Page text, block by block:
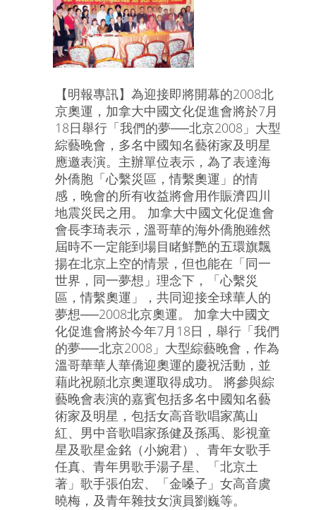
【明報專訊】為迎接即將開幕的2008北
京奧運，加拿大中國文化促進會將於7月
18日舉行「我們的夢──北京2008」大型
綜藝晚會，多名中國知名藝術家及明星
應邀表演。主辦單位表示，為了表達海
外僑胞「心繫災區，情繫奧運」的情
感，晚會的所有收益將會用作賑濟四川
地震災民之用。 加拿大中國文化促進會
會長李琦表示，溫哥華的海外僑胞雖然
屆時不一定能到場目睹鮮艷的五環旗飄
揚在北京上空的情景，但也能在「同一
世界，同一夢想」理念下，「心繫災
區，情繫奧運」，共同迎接全球華人的
夢想──2008北京奧運。 加拿大中國文
化促進會將於今年7月18日，舉行「我們
的夢──北京2008」大型綜藝晚會，作為
溫哥華華人華僑迎奧運的慶祝活動，並
藉此祝願北京奧運取得成功。 將參與綜
藝晚會表演的嘉賓包括多名中國知名藝
術家及明星，包括女高音歌唱家萬山
紅、男中音歌唱家孫健及孫禹、影視童
星及歌星金銘（小婉君）、青年女歌手
任真、青年男歌手湯子星、「北京土
著」歌手張伯宏、「金嗓子」女高音虞
曉梅，及青年雜技女演員劉巍等。